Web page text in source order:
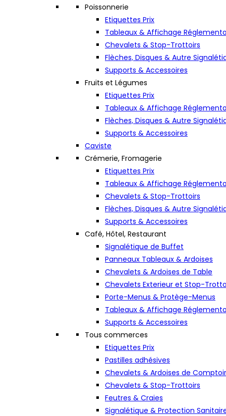
Poissonnerie
Etiquettes Prix
Tableaux & Affichage
Chevalets & Stop-Trottoirs
Flèches, Disques & Autre
Supports & Accessoires
Fruits et Légumes
Etiquettes Prix
Tableaux & Affichage
Flèches, Disques & Autre
Supports & Accessoires
Caviste
Crémerie, Fromagerie
Etiquettes Prix
Tableaux & Affichage
Chevalets & Stop-Trottoirs
Flèches, Disques & Autre
Supports & Accessoires
Café, Hôtel, Restaurant
Signalétique de Buffet
Panneaux Tableaux & Ardoises
Chevalets & Ardoises de Table
Chevalets Exterieur et Stop-
Porte-Menus & Protège-Menus
Tableaux & Affichage
Supports & Accessoires
Tous commerces
Etiquettes Prix
Pastilles adhésives
Chevalets & Ardoises de Comptoir
Chevalets & Stop-Trottoirs
Feutres & Craies
Signalétique & Protection